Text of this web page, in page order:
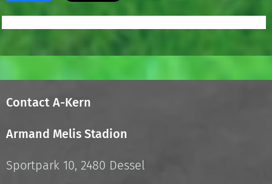
Contact A-Kern
Armand Melis Stadion
Sportpark 10, 2480 Dessel